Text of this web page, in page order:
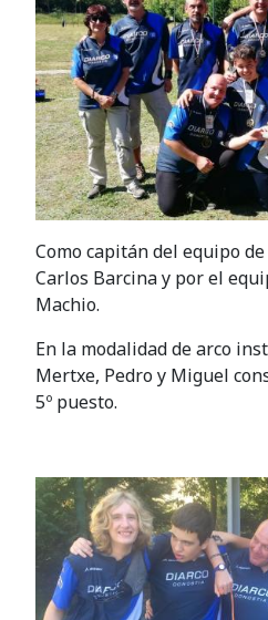
Como capitán del equipo
Carlos Barcina y por el
Machio.
En la modalidad de arco
Mertxe, Pedro y Miguel
5º puesto.